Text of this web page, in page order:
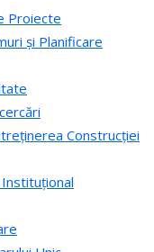
Proiecte
și Planificare
Construcției